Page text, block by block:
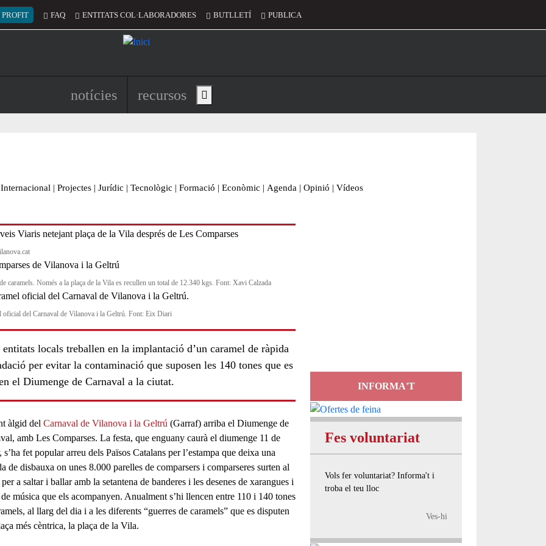
del compte d'usuari
PROFIT FAQ ENTITATS COL·LABORADORES BUTLLETÍ PUBLICA
Navegació principal de l'encapçalament
notícies recursos Show main menu
Internacional | Projectes | Jurídic | Tecnològic | Formació | Econòmic | Agenda | Opinió | Vídeos
caramels. Només a la plaça de la Vila es recullen un total de 12.340 kgs. Font: Xavi Calzada
oficial del Carnaval de Vilanova i la Geltrú. Font: Eix Diari
entitats locals treballen en la implantació d’un caramel de ràpida
per evitar la contaminació que suposen les 140 tones que es
el Diumenge de Carnaval a la ciutat.
àlgid del Carnaval de Vilanova i la Geltrú (Garraf) arriba el Diumenge de
amb Les Comparses. La festa, que enguany caurà el diumenge 11 de
s’ha fet popular arreu dels Països Catalans per l’estampa que deixa una
de disbauxa on unes 8.000 parelles de comparsers i comparseressurten al
a saltar i ballar amb la setantena de banderes i les desenes de xarangues i
música que els acompanyen. Anualment s’hi llencen entre 110 i 140 tones
, al llarg del dia i a les diferents “guerres de caramels” que es disputen
més cèntrica, la plaça de la Vila.
INFORMA'T
Fes voluntariat
Vols fer voluntariat? Informa't i
troba el teu lloc
Ves-hi